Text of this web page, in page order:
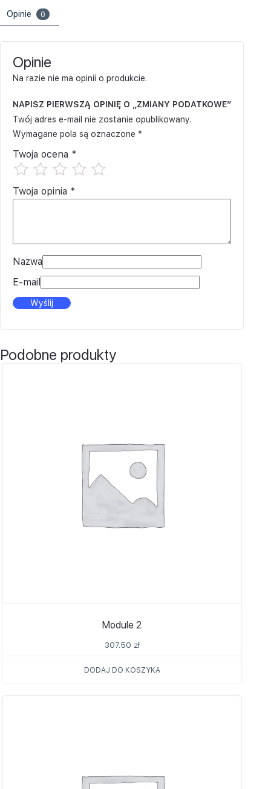
Opinie 0
Opinie
Na razie nie ma opinii o produkcie.
NAPISZ PIERWSZĄ OPINIĘ O „ZMIANY PODATKOWE”
Twój adres e-mail nie zostanie opublikowany.
Wymagane pola są oznaczone *
Twoja ocena *
Twoja opinia *
Nazwa
E-mail
Podobne produkty
Module 2
307.50 zł
DODAJ DO KOSZYKA